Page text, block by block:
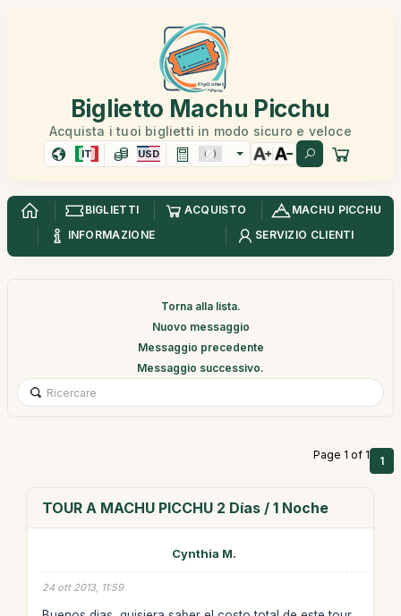
Biglietto Machu Picchu
Acquista i tuoi biglietti in modo sicuro e veloce
IT USD
BIGLIETTI ACQUISTO
MACHU PICCHU
INFORMAZIONE
SERVIZIO CLIENTI
Torna alla lista.
Nuovo messaggio
Messaggio precedente
Messaggio successivo.
Page 1 of 1 1
TOUR A MACHU PICCHU 2 Días / 1 Noche
Cynthia M.
24 ott 2013, 11:59